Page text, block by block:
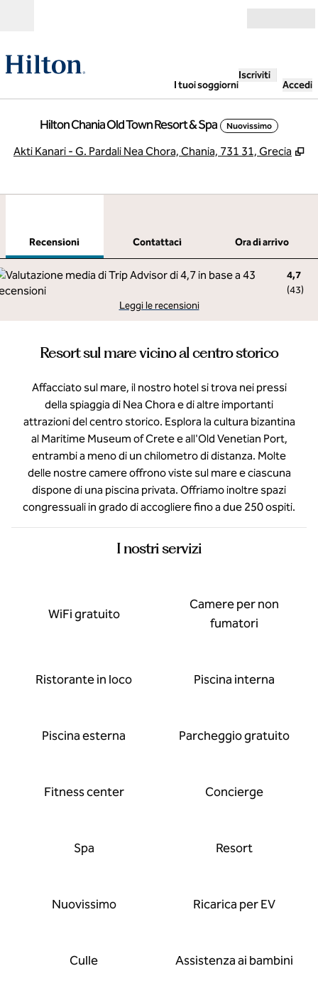
I tuoi soggiorni
Iscriviti
Accedi
Hilton Chania Old Town Resort & Spa Nuovissimo
Akti Kanari - G. Pardali Nea Chora, Chania, 731 31, Grecia ,
Recensioni Contattaci
Ora di arrivo
4,7
(43)
Leggi le recensioni
Resort sul mare vicino al centro storico
Affacciato sul mare, il nostro hotel si trova nei pressi
della spiaggia di Nea Chora e di altre importanti
attrazioni del centro storico. Esplora la cultura bizantina
al Maritime Museum of Crete e all'Old Venetian Port,
entrambi a meno di un chilometro di distanza. Molte
delle nostre camere offrono viste sul mare e ciascuna
dispone di una piscina privata. Offriamo inoltre spazi
congressuali in grado di accogliere fino a due 250 ospiti.
I nostri servizi
WiFi gratuito
Camere per non
fumatori
Ristorante in loco Piscina interna
Piscina esterna Parcheggio gratuito
Fitness center Concierge
Spa Resort
Nuovissimo Ricarica per EV
Culle Assistenza ai bambini